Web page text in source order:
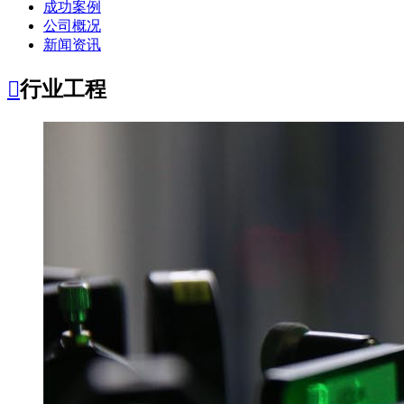
成功案例
公司概况
新闻资讯
行业工程